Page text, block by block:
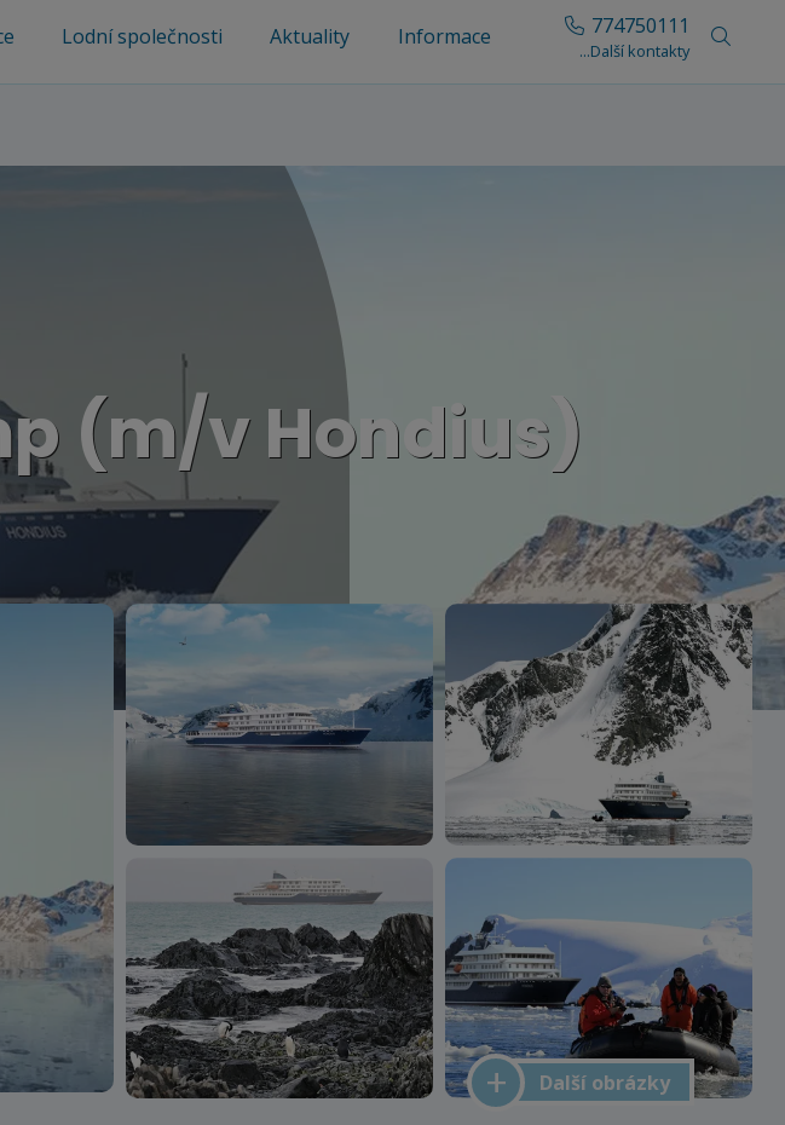
Lodní společnosti Aktuality Informace 774750111
...Další kontakty
(m/v Hondius)
Další obrázky